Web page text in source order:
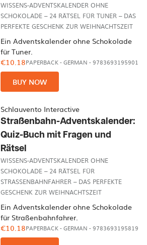
WISSENS-ADVENTSKALENDER OHNE
SCHOKOLADE – 24 RÄTSEL FÜR TUNER – DAS
PERFEKTE GESCHENK ZUR WEIHNACHTSZEIT
Ein Adventskalender ohne Schokolade
für Tuner.
€10.18PAPERBACK-GERMAN - 9783693195901
BUY NOW
Schlauvento Interactive
Straßenbahn-Adventskalender:
Quiz-Buch mit Fragen und
Rätsel
WISSENS-ADVENTSKALENDER OHNE
SCHOKOLADE – 24 RÄTSEL FÜR
STRASSENBAHNFAHRER – DAS PERFEKTE G
ESCHENK ZUR WEIHNACHTSZEIT
Ein Adventskalender ohne Schokolade
für Straßenbahnfahrer.
€10.18PAPERBACK-GERMAN - 9783693195819